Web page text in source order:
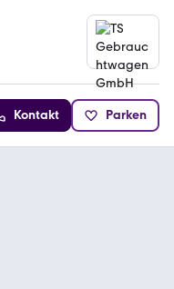
Kontakt Parken